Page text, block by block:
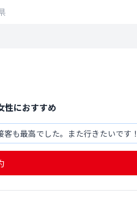
性におすすめ
も最高でした。また行きたいです！